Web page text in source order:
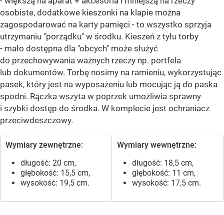
osobiste, dodatkowe kieszonki na klapie można
zagospodarować na karty pamięci - to wszystko sprzyja
utrzymaniu "porządku" w środku. Kieszeń z tyłu torby
- mało dostępna dla "obcych" może służyć
do przechowywania ważnych rzeczy np. portfela
lub dokumentów. Torbę nosimy na ramieniu, wykorzystując
pasek, który jest na wyposażeniu lub mocując ją do paska
spodni. Rączka wszyta w poprzek umożliwia sprawny
i szybki dostęp do środka. W komplecie jest ochraniacz
przeciwdeszczowy.
Wymiary zewnętrzne:
długość: 20 cm,
głębokość: 15,5 cm,
wysokość: 19,5 cm.
Wymiary wewnętrzne:
długość: 18,5 cm,
głębokość: 11 cm,
wysokość: 17,5 cm.